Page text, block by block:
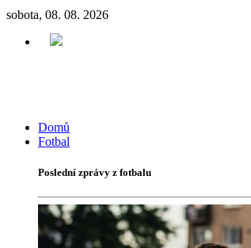
sobota, 08. 08. 2026
Domů
Fotbal
Poslední zprávy z fotbalu